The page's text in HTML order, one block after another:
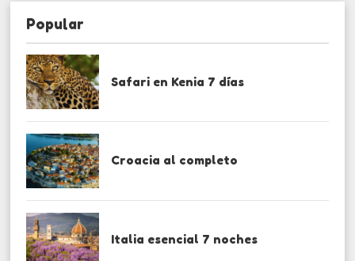
Popular
Safari en Kenia 7 días
Croacia al completo
Italia esencial 7 noches